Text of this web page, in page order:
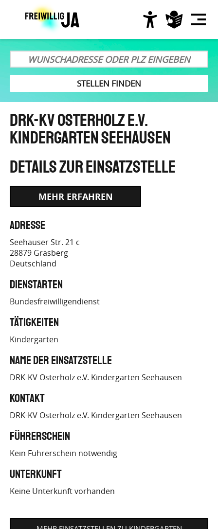
Hauptnavigation
DRK-KV Osterholz e.V.
Kindergarten Seehausen
NDS.DE/BEWERBUNG.HTML
Adresse
Seehauser Str. 21 c
28879 Grasberg
Deutschland
Dienstarten
Bundesfreiwilligendienst
Tätigkeiten
Kindergarten
Name der Einsatzstelle
DRK-KV Osterholz e.V. Kindergarten Seehausen
Kontakt
DRK-KV Osterholz e.V. Kindergarten Seehausen
Führerschein
Kein Führerschein notwendig
Unterkunft
Keine Unterkunft vorhanden